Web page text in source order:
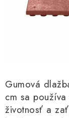
Gumová
cm sa
životnosť a